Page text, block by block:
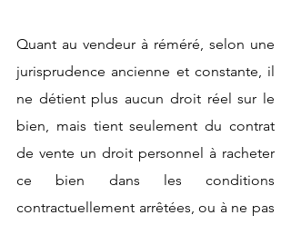
Quant au vendeur à réméré, selon une
jurisprudence ancienne et constante, il
ne détient plus aucun droit réel sur le
bien, mais tient seulement du contrat
de vente un droit personnel à racheter
ce bien dans les conditions
contractuellement arrêtées, ou à ne pas